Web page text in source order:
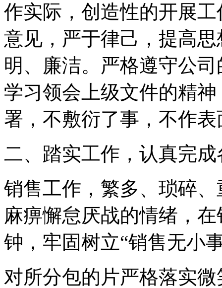
作实际，创造性的开展
意见，严于律己，提高
明、廉洁。严格遵守公
学习领会上级文件的精
署，不敷衍了事，不作
二、踏实工作，认真完
销售工作，繁多、琐碎
麻痹懈怠厌战的情绪，
钟，牢固树立“销售无小
对所分包的片严格落实